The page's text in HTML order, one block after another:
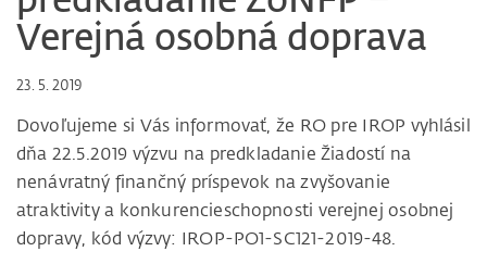
Verejná osobná doprava
23. 5. 2019
Dovoľujeme si Vás informovať, že RO pre IROP vyhlásil
dňa 22.5.2019 výzvu na predkladanie Žiadostí na
nenávratný finančný príspevok na zvyšovanie
atraktivity a konkurencieschopnosti verejnej osobnej
dopravy, kód výzvy: IROP-PO1-SC121-2019-48.